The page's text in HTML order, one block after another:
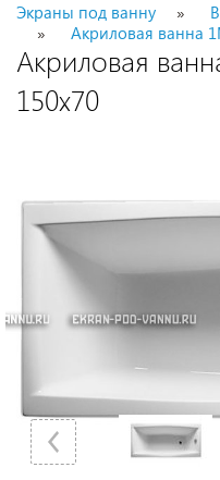
Экраны под ванну
Акриловая ванна
Акриловая
150x70